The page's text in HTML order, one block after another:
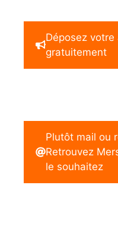
Déposez
gratuitement
Plutôt mail ou
Retrouvez
le souhaitez